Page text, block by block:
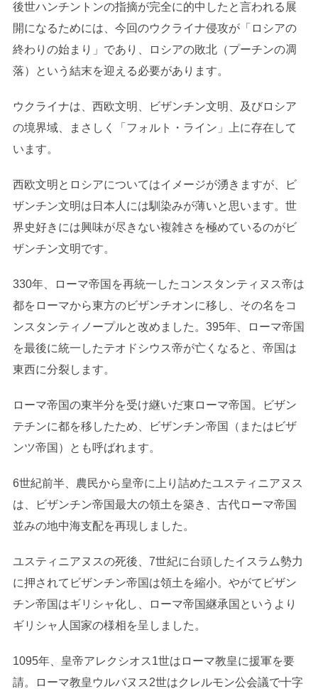
後世ハンチントンの指摘が完全に的中したと言われる展
開になるためには、今回のウクライナ侵攻が「ロシアの
終わりの始まり」であり、ロシアの敗北（プーチンの凋
落）という結末を迎える必要があります。
ウクライナは、西欧文明、ビザンチン文明、及びロシア
の境界域、まさしく「フォルト・ライン」上に存在して
います。
西欧文明とロシアについてはイメージが湧きますが、ビ
ザンチン文明は日本人には馴染みが薄いと思います。世
界史好きには興味が尽きない複雑さを極めているのがビ
ザンチン文明です。
330年、ローマ帝国を再統一したコンスタンティヌス帝は
都をローマから東方のビザンチオンに移し、その名をコ
ンスタンティノープルと改めました。395年、ローマ帝国
を最後に統一したテオドシウス帝が亡くなると、帝国は
東西に分裂します。
ローマ帝国の東半分を受け継いだ東ローマ帝国。ビザン
テチンに都を移したため、ビザンチン帝国（またはビザ
ンツ帝国）とも呼ばれます。
6世紀前半、農民から皇帝に上り詰めたユスティニアヌス
は、ビザンチン帝国最大の領土を築き、古代ローマ帝国
並みの地中海支配を再現しました。
ユスティニアヌスの死後、7世紀に台頭したイスラム勢力
に押されてビザンチン帝国は領土を縮小。やがてビザン
チン帝国はギリシャ化し、ローマ帝国継承国というより
ギリシャ人国家の様相を呈しました。
1095年、皇帝アレクシオス1世はローマ教皇に援軍を要
請。ローマ教皇ウルバヌス2世はクレルモン公会議で十字